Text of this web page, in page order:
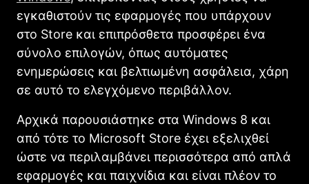
εγκαθιστούν τις εφαρμογές που υπάρχουν
στο Store και επιπρόσθετα προσφέρει ένα
σύνολο επιλογών, όπως αυτόματες
ενημερώσεις και βελτιωμένη ασφάλεια, χάρη
σε αυτό το ελεγχόμενο περιβάλλον.
Αρχικά παρουσιάστηκε στα Windows 8 και
από τότε το Microsoft Store έχει εξελιχθεί
ώστε να περιλαμβάνει περισσότερα από απλά
εφαρμογές και παιχνίδια και είναι πλέον το